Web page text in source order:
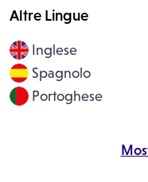
Altre Lingue
Inglese
Spagnolo
Portoghese